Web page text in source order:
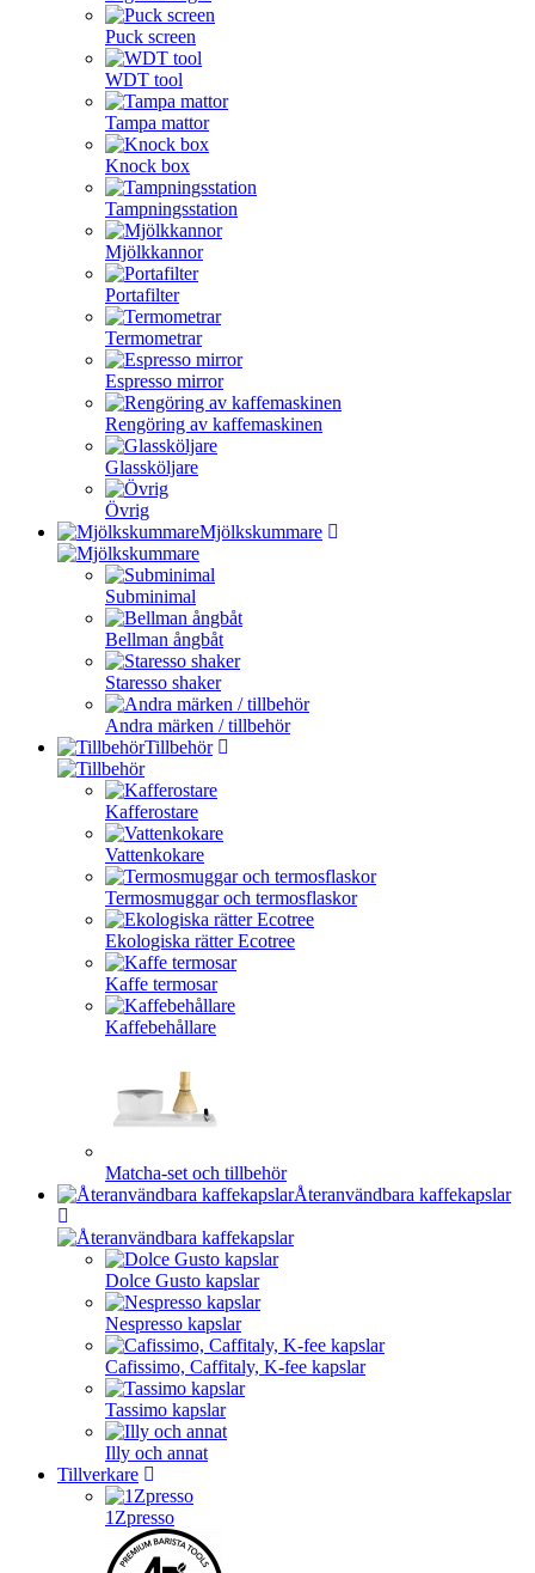
Puck screen
WDT tool
Tampa mattor
Knock box
Tampningsstation
Mjölkkannor
Portafilter
Termometrar
Espresso mirror
Rengöring av kaffemaskinen
Glassköljare
Övrig
Mjölkskummare
Subminimal
Bellman ångbåt
Staresso shaker
Andra märken / tillbehör
Tillbehör
Kafferostare
Vattenkokare
Termosmuggar och termosflaskor
Ekologiska rätter Ecotree
Kaffe termosar
Kaffebehållare
Matcha-set och tillbehör
Återanvändbara kaffekapslar
Dolce Gusto kapslar
Nespresso kapslar
Cafissimo, Caffitaly, K-fee kapslar
Tassimo kapslar
Illy och annat
Tillverkare
1Zpresso